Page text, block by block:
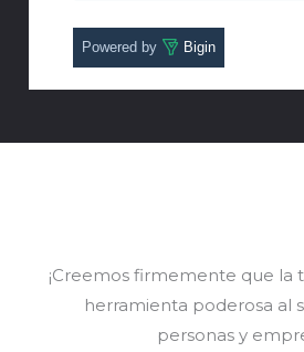
Powered by Bigin
¡Creemos firmemente que la
herramienta poderosa al
personas y